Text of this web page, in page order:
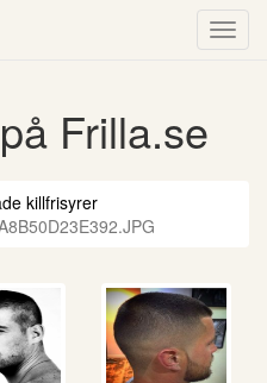
Frilla.se
killfrisyrer